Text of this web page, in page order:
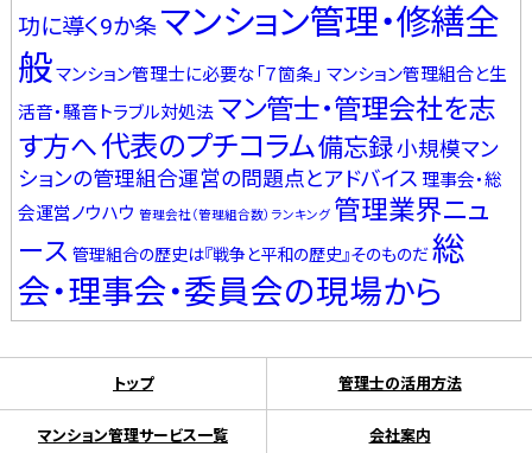
功に導く9か条マンション管理・修繕全
般マンション管理士に必要な「７箇条」 マンション管理組合と生
活音・騒音トラブル対処法 マン管士・管理会社を志
す方へ代表のプチコラム備忘録小規模マン
ションの管理組合運営の問題点とアドバイス 理事会・総
会運営ノウハウ 管理会社（管理組合数）ランキング 管理業界ニュ
ース 管理組合の歴史は『戦争と平和の歴史』そのものだ総
会・理事会・委員会の現場から
トップ 管理士の活用方法
マンション管理サービス一覧 会社案内